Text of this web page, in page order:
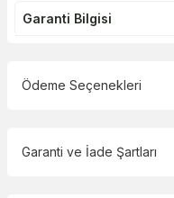
Garanti Bilgisi
Ödeme Seçenekleri
Garanti ve İade Şartları